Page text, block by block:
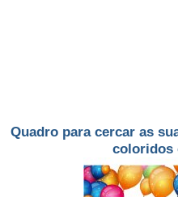
Quadro para cercar as
coloridos